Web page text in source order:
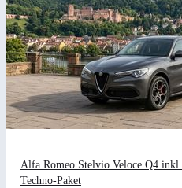
Alfa Romeo Stelvio Veloce Q4 inkl.
Techno-Paket